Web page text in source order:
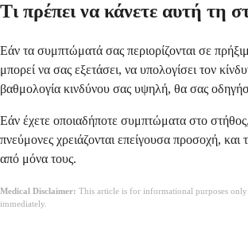
Τι πρέπει να κάνετε αυτή τη
Εάν τα συμπτώματά σας περιορίζονται σε
μπορεί να σας εξετάσει, να υπολογίσει τον
βαθμολογία κινδύνου σας υψηλή, θα σας
Εάν έχετε οποιαδήποτε συμπτώματα στο
πνεύμονες χρειάζονται επείγουσα προσοχή,
από μόνα τους.
Medical Disclaimer: This article is for informational purposes
immediately.